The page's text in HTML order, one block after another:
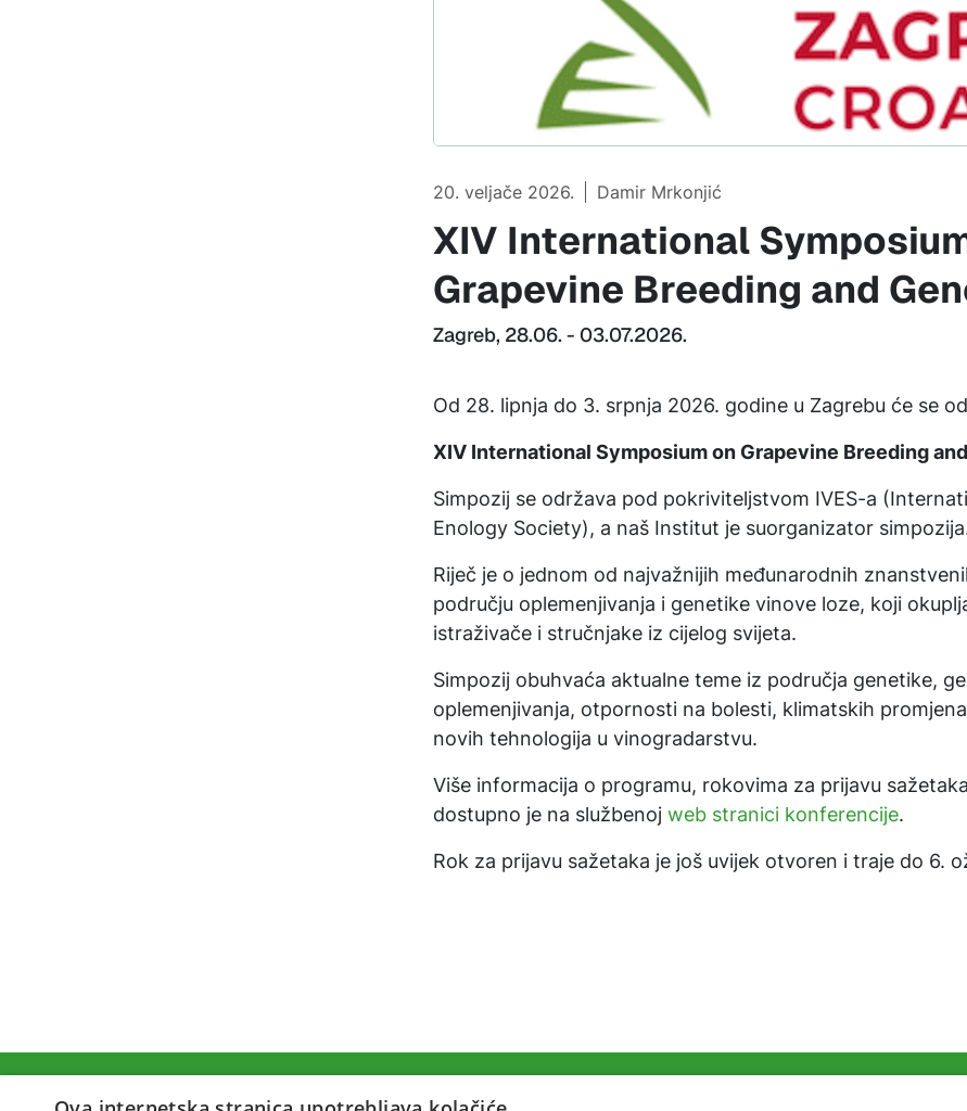
20. veljače 2026. Damir Mrkonjić
XIV International
Grapevine Breeding and
Zagreb, 28.06. - 03.07.2026.
Od 28. lipnja do 3. srpnja 2026. godine u Zagrebu će se
XIV International Symposium on Grapevine Breeding
Simpozij se održava pod pokriviteljstvom IVES-a
Enology Society), a naš Institut je suorganizator
Riječ je o jednom od najvažnijih međunarodnih
području oplemenjivanja i genetike vinove loze, koji
istraživače i stručnjake iz cijelog svijeta.
Simpozij obuhvaća aktualne teme iz područja genetike,
oplemenjivanja, otpornosti na bolesti, klimatskih
novih tehnologija u vinogradarstvu.
Više informacija o programu, rokovima za prijavu
dostupno je na službenoj web stranici konferencije.
Rok za prijavu sažetaka je još uvijek otvoren i traje do 6.